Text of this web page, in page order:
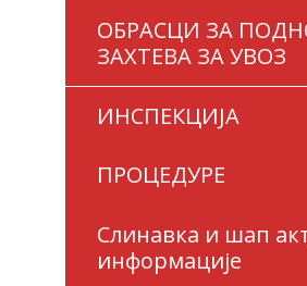
ОБРАСЦИ ЗА
ЗАХТЕВА ЗА УВОЗ
ИНСПЕКЦИЈА
ПРОЦЕДУРЕ
Слинавка и шап
информације